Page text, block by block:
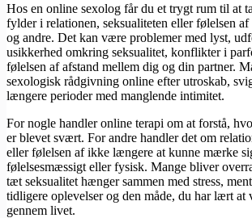
Hos en online sexolog får du et trygt rum til at
fylder i relationen, seksualiteten eller følelsen
og andre. Det kan være problemer med lyst,
usikkerhed omkring seksualitet, konflikter i
følelsen af afstand mellem dig og din partner.
sexologisk rådgivning online efter utroskab,
længere perioder med manglende intimitet.
For nogle handler online terapi om at forstå,
er blevet svært. For andre handler det om
eller følelsen af ikke længere at kunne mærke
følelsesmæssigt eller fysisk. Mange bliver
tæt seksualitet hænger sammen med stress,
tidligere oplevelser og den måde, du har lært at
gennem livet.